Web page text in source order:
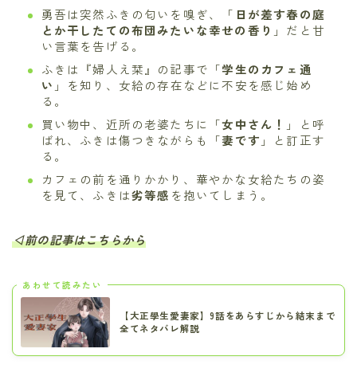
勇吾は突然ふきの匂いを嗅ぎ、「 日が差す春の庭
とか干したての布団みたいな幸せの香り 」だと甘
い言葉を告げる。
ふきは『婦人え栞』の記事で「学生のカフェ通
い 」を知り、女給の存在などに不安を感じ始め
る。
買い物中、近所の老婆たちに「女中さん！ 」と呼
ばれ、ふきは傷つきながらも「妻です 」と訂正す
る。
カフェの前を通りかかり、華やかな女給たちの姿
を見て、ふきは劣等感 を抱いてしまう。
◁前の記事はこちらから
あわせて読みたい
【大正學生愛妻家】9話をあらすじから結末まで
全てネタバレ解説